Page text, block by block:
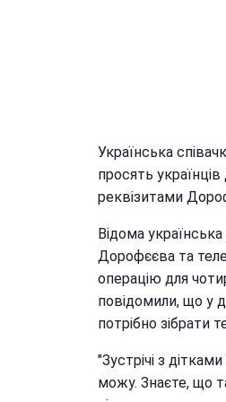
Українська
просять
реквізитами
Відома
Дорофєєва та
операцію для
повідомили, що у
потрібно зібрати
"Зустрічі з
можу. Знаєте, що